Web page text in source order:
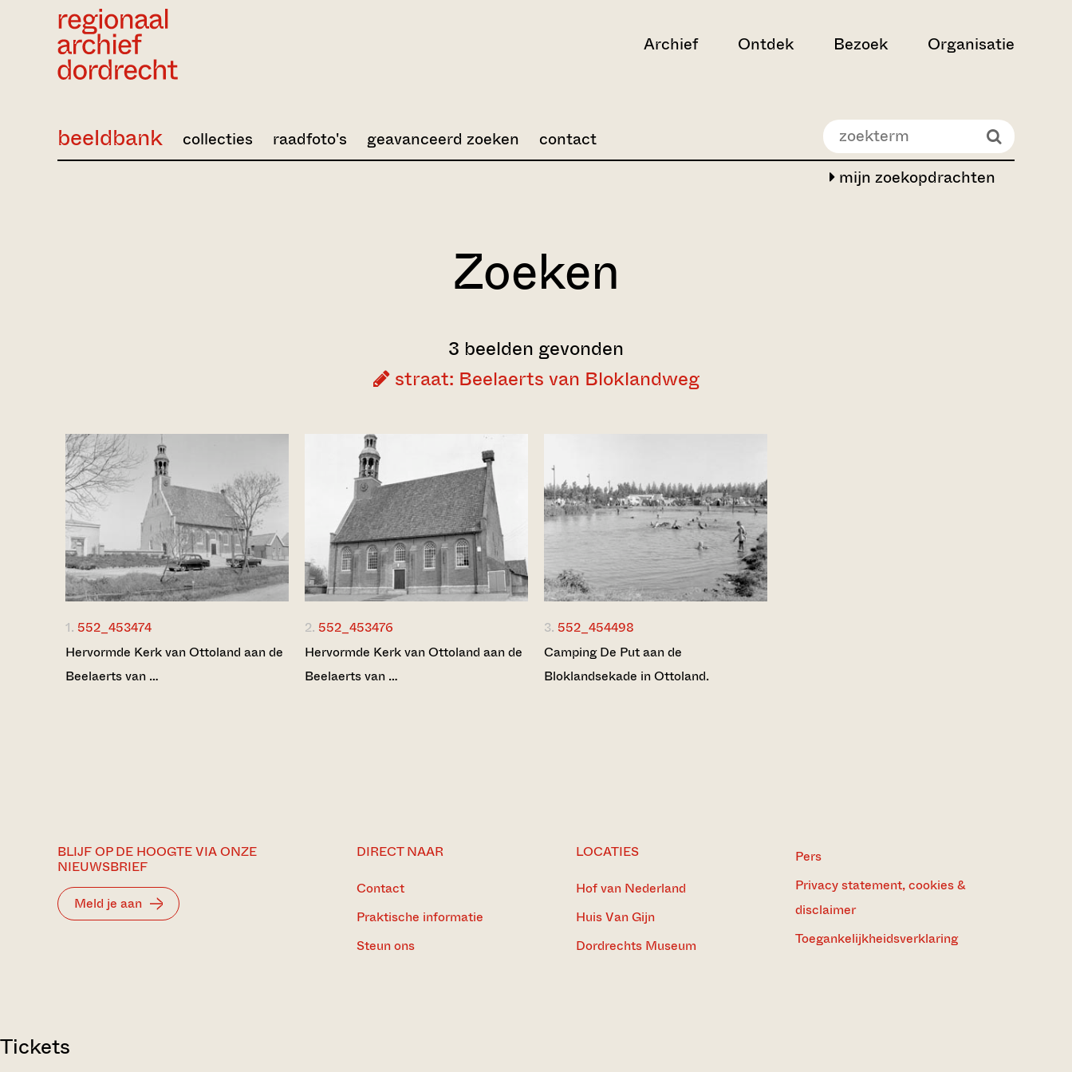
Archief Ontdek Bezoek Organisatie
mijn zoekopdrachten
beeldbank collecties raadfoto's geavanceerd zoeken contact
Zoeken
3 beelden gevonden
straat: Beelaerts van Bloklandweg
1. 552_453474
Hervormde Kerk van Ottoland aan de
Beelaerts van …
2. 552_453476
Hervormde Kerk van Ottoland aan de
Beelaerts van …
3. 552_454498
Camping De Put aan de
Bloklandsekade in Ottoland.
BLIJF OP DE HOOGTE VIA ONZE
NIEUWSBRIEF
Meld je aan
DIRECT NAAR
Contact
Praktische informatie
Steun ons
LOCATIES
Hof van Nederland
Huis Van Gijn
Dordrechts Museum
Pers
Privacy statement, cookies &
disclaimer
Toegankelijkheidsverklaring
Tickets